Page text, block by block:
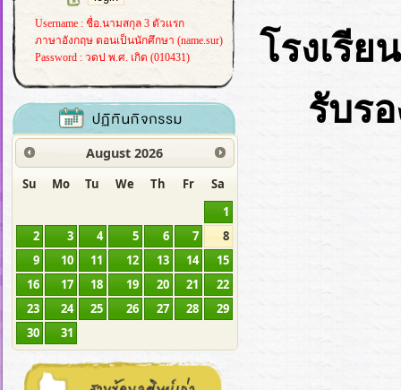
Username : ชื่อ.นามสกุล 3 ตัวแรก
ภาษาอังกฤษ ตอนเป็นนักศึกษา (name.sur)
Password : วดป พ.ศ. เกิด (010431)
August 2026
Su Mo Tu We Th Fr
Sa
1
2
3 4 5 6 7
8
9
10 11 12 13 14
15
16
17 18 19 20 21
22
23
24 25 26 27 28
29
30
31
โรงเรี
รับร